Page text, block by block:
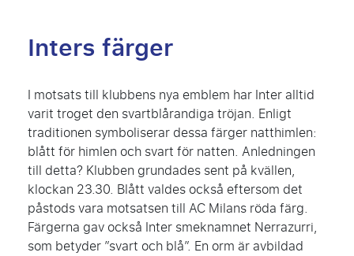
Inters färger
I motsats till klubbens nya emblem har Inter alltid
varit troget den svartblårandiga tröjan. Enligt
traditionen symboliserar dessa färger natthimlen:
blått för himlen och svart för natten. Anledningen
till detta? Klubben grundades sent på kvällen,
klockan 23.30. Blått valdes också eftersom det
påstods vara motsatsen till AC Milans röda färg.
Färgerna gav också Inter smeknamnet Nerrazurri,
som betyder ”svart och blå”. En orm är avbildad